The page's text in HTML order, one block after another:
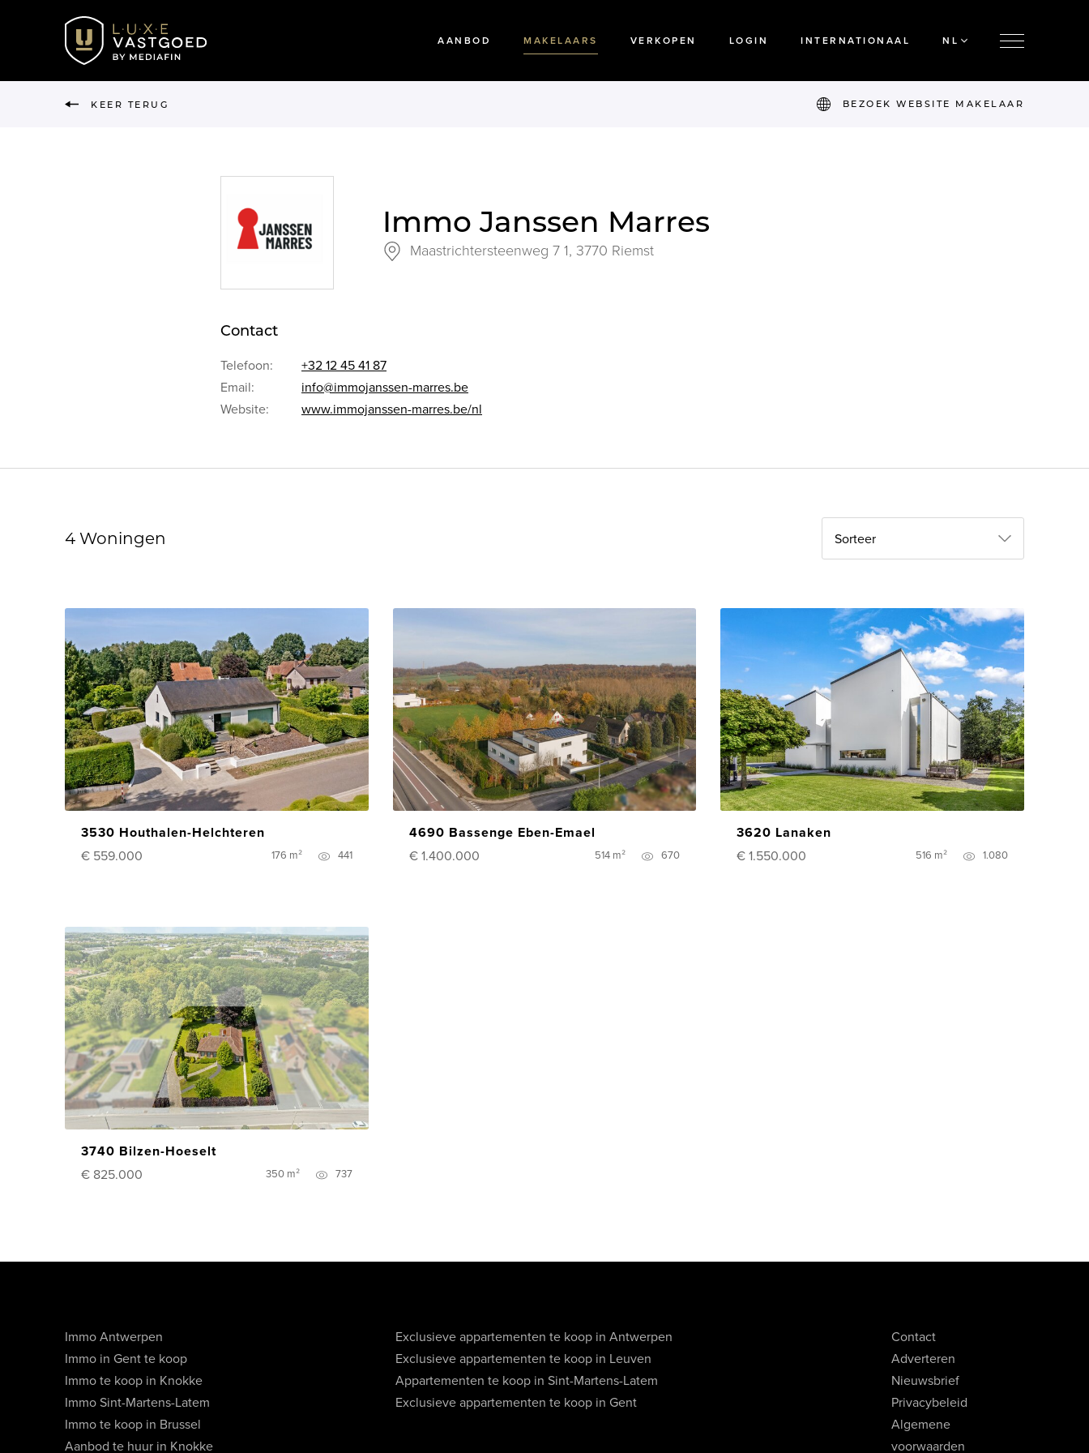
AANBOD MAKELAARS VERKOPEN LOGIN INTERNATIONAAL NL
KEER TERUG BEZOEK WEBSITE MAKELAAR
Immo Janssen Marres
Maastrichtersteenweg 7 1, 3770 Riemst
Contact
Telefoon:
+32 12 45 41 87
Email:
info@immojanssen-marres.be
Website:
www.immojanssen-marres.be/nl
4 Woningen Sorteer
3530 Houthalen-Helchteren
€ 559.000
176 m² 441
4690 Bassenge Eben-Emael
€ 1.400.000
514 m² 670
3620 Lanaken
€ 1.550.000
516 m² 1.080
3740 Bilzen-Hoeselt
€ 825.000
350 m² 737
Immo Antwerpen
Immo in Gent te koop
Immo te koop in Knokke
Immo Sint-Martens-Latem
Immo te koop in Brussel
Aanbod te huur in Knokke
Exclusieve appartementen te koop in Antwerpen
Exclusieve appartementen te koop in Leuven
Appartementen te koop in Sint-Martens-Latem
Exclusieve appartementen te koop in Gent
Contact
Adverteren
Nieuwsbrief
Privacybeleid
Algemene
voorwaarden